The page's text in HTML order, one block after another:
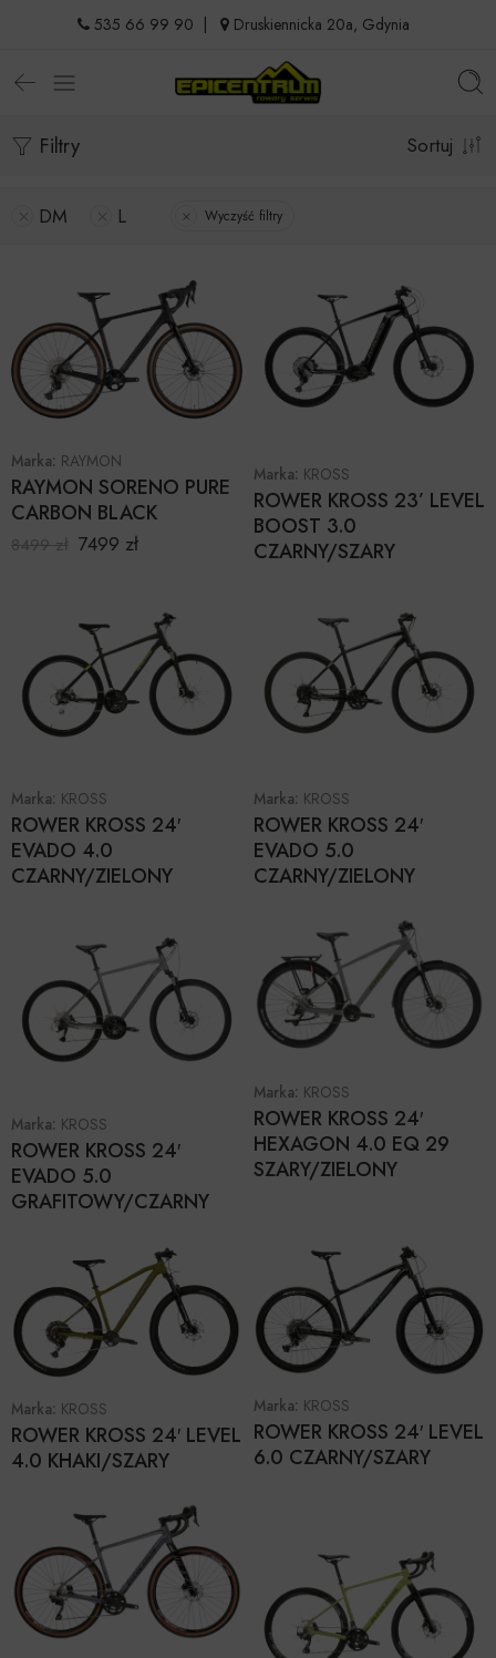
535 66 99 90 Druskiennicka 20a, Gdynia
Filtry Sortuj
DM L Wyczyść filtry
Marka: RAYMON
RAYMON SORENO PURE
CARBON BLACK
8499zł 7499 zł
Marka: KROSS
ROWER KROSS 23’ LEVEL
BOOST 3.0
CZARNY/SZARY
Marka: KROSS
ROWER KROSS 24′
EVADO 4.0
CZARNY/ZIELONY
Marka: KROSS
ROWER KROSS 24′
EVADO 5.0
CZARNY/ZIELONY
Marka: KROSS
ROWER KROSS 24′
EVADO 5.0
GRAFITOWY/CZARNY
Marka: KROSS
ROWER KROSS 24′
HEXAGON 4.0 EQ 29
SZARY/ZIELONY
Marka: KROSS
ROWER KROSS 24′ LEVEL
4.0 KHAKI/SZARY
Marka: KROSS
ROWER KROSS 24′ LEVEL
6.0 CZARNY/SZARY